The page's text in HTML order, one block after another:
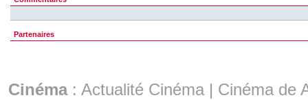
Partenaires
Cinéma: Actualité Cinéma | Cinéma de